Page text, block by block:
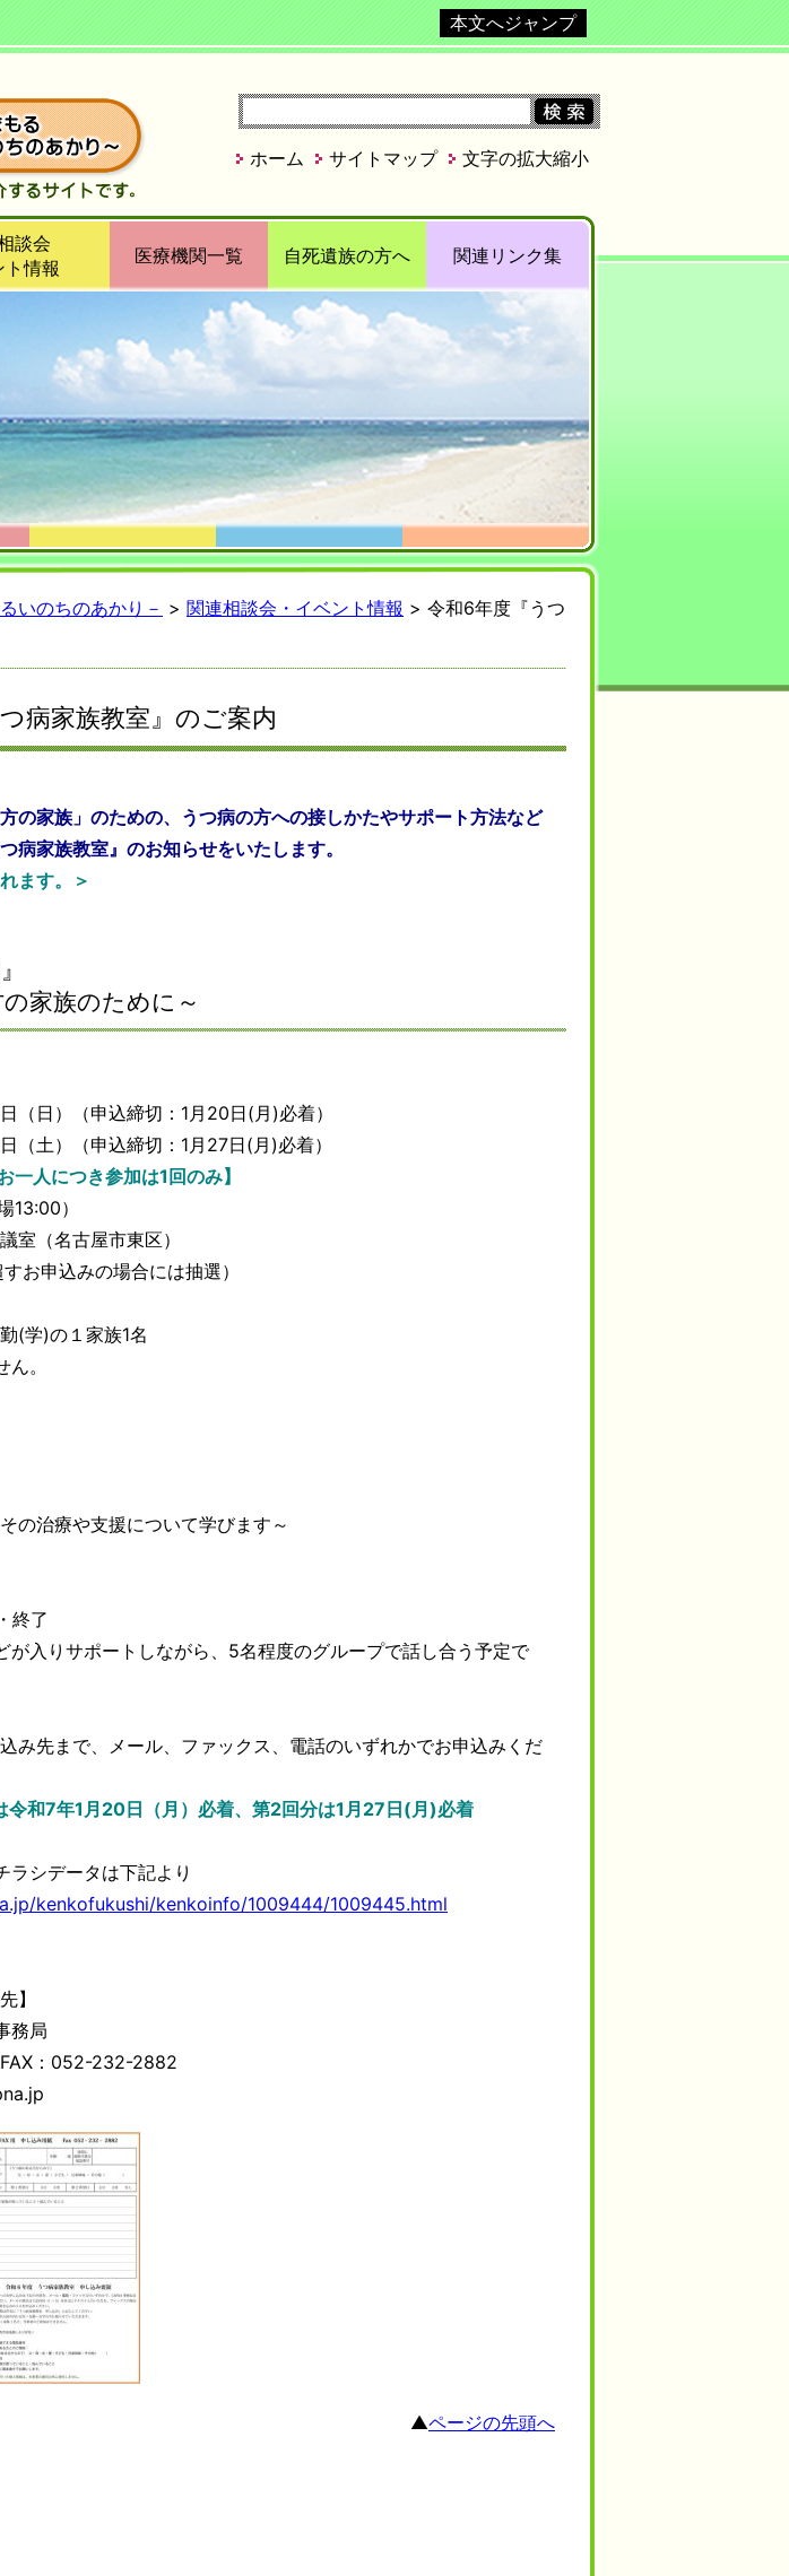
本文へジャンプ
談会
ト情報
医療機関一覧 自死遺族の方へ 関連リンク集
文字の拡大縮小
サイトマップ
ホーム
いのちのあかり－ > 関連相談会・イベント情報 > 令和6年度『うつ
病家族教室』のご案内
の家族」のための、うつ病の方への接しかたやサポート方法など
病家族教室』のお知らせをいたします。
ます。＞
家族のために～
日）（申込締切：1月20日(月)必着）
土）（申込締切：1月27日(月)必着）
一人につき参加は1回のみ】
13:00）
（名古屋市東区）
お申込みの場合には抽選）
(学)の１家族1名
。
の治療や支援について学びます～
終了
が入りサポートしながら、5名程度のグループで話し合う予定で
み先まで、メール、ファックス、電話のいずれかでお申込みくだ
令和7年1月20日（月）必着、第2回分は1月27日(月)必着
ラシデータは下記より
kenkofukushi/kenkoinfo/1009444/1009445.html
】
務局
：052-232-2882
▲ページの先頭へ